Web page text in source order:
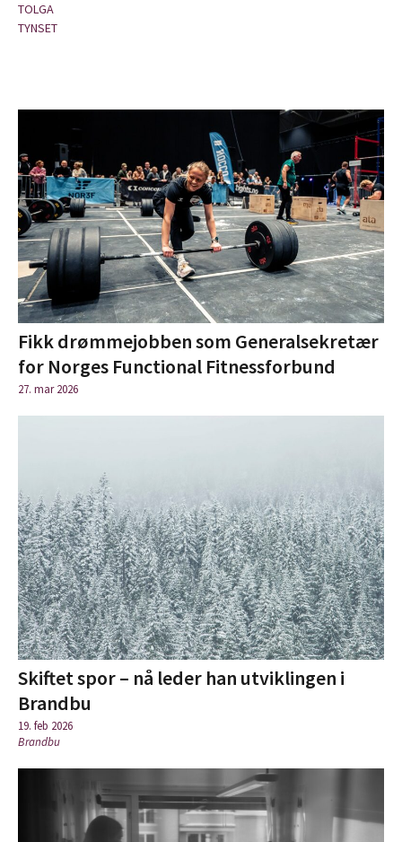
TOLGA
TYNSET
Fikk drømmejobben som Generalsekretær
for Norges Functional Fitnessforbund
27. mar 2026
Skiftet spor – nå leder han utviklingen i
Brandbu
19. feb 2026
Brandbu